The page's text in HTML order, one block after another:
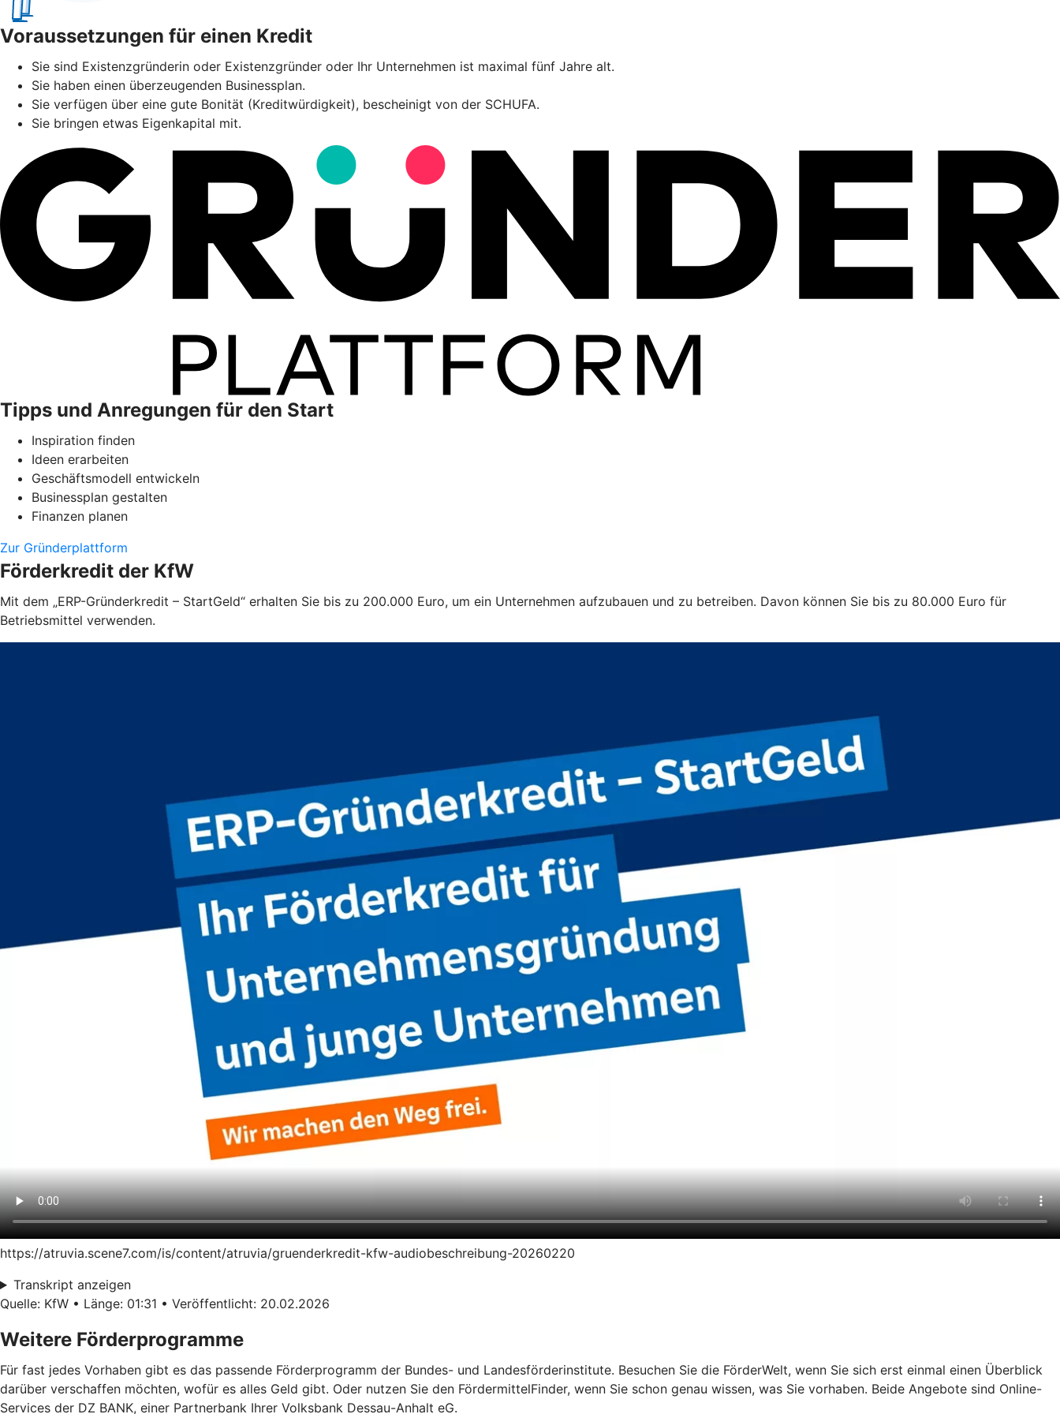
Voraussetzungen für einen Kredit
Sie sind Existenzgründerin oder Existenzgründer oder Ihr Unternehmen ist maximal fünf Jahre alt.
Sie haben einen überzeugenden Businessplan.
Sie verfügen über eine gute Bonität (Kreditwürdigkeit), bescheinigt von der SCHUFA.
Sie bringen etwas Eigenkapital mit.
Tipps und Anregungen für den Start
Inspiration finden
Ideen erarbeiten
Geschäftsmodell entwickeln
Businessplan gestalten
Finanzen planen
Zur Gründerplattform
Förderkredit der KfW
Mit dem „ERP-Gründerkredit – StartGeld“ erhalten Sie bis zu 200.000 Euro, um ein Unternehmen aufzubauen und zu betreiben. Davon können Sie bis zu 80.000 Euro für
Betriebsmittel verwenden.
https://atruvia.scene7.com/is/content/atruvia/gruenderkredit-kfw-audiobeschreibung-20260220
Transkript anzeigen
Quelle: KfW • Länge: 01:31 • Veröffentlicht: 20.02.2026
Weitere Förderprogramme
Für fast jedes Vorhaben gibt es das passende Förderprogramm der Bundes- und Landesförderinstitute. Besuchen Sie die FörderWelt, wenn Sie sich erst einmal einen Überblick
darüber verschaffen möchten, wofür es alles Geld gibt. Oder nutzen Sie den FördermittelFinder, wenn Sie schon genau wissen, was Sie vorhaben. Beide Angebote sind Online-
Services der DZ BANK, einer Partnerbank Ihrer Volksbank Dessau-Anhalt eG.